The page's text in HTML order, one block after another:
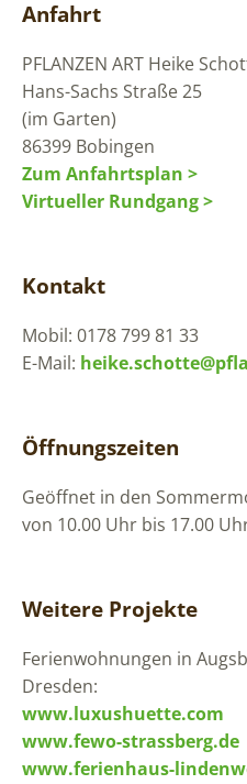
Anfahrt
PFLANZEN ART Heike
Hans-Sachs Straße 25
(im Garten)
86399 Bobingen
Zum Anfahrtsplan >
Virtueller Rundgang >
Kontakt
Mobil: 0178 799 81 33
E-Mail:
Öffnungszeiten
Geöffnet in den
von 10.00 Uhr bis 17.00
Weitere Projekte
Ferienwohnungen in
Dresden:
www.luxushuette.com
www.fewo-strassberg.de
www.ferienhaus-